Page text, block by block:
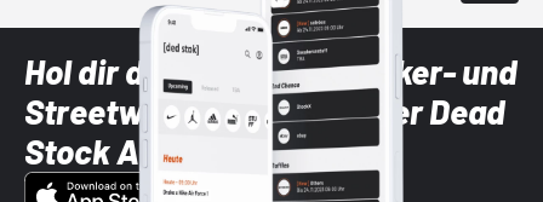
Hol dir die neuesten Sneaker- und
Streetwear-Brands mit der Dead
Stock App